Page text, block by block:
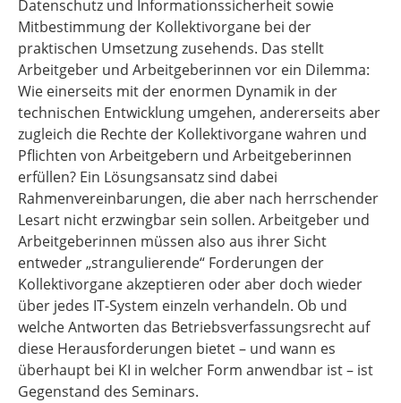
Datenschutz und Informationssicherheit sowie
Mitbestimmung der Kollektivorgane bei der
praktischen Umsetzung zusehends. Das stellt
Arbeitgeber und Arbeitgeberinnen vor ein Dilemma:
Wie einerseits mit der enormen Dynamik in der
technischen Entwicklung umgehen, andererseits aber
zugleich die Rechte der Kollektivorgane wahren und
Pflichten von Arbeitgebern und Arbeitgeberinnen
erfüllen? Ein Lösungsansatz sind dabei
Rahmenvereinbarungen, die aber nach herrschender
Lesart nicht erzwingbar sein sollen. Arbeitgeber und
Arbeitgeberinnen müssen also aus ihrer Sicht
entweder „strangulierende“ Forderungen der
Kollektivorgane akzeptieren oder aber doch wieder
über jedes IT-System einzeln verhandeln. Ob und
welche Antworten das Betriebsverfassungsrecht auf
diese Herausforderungen bietet – und wann es
überhaupt bei KI in welcher Form anwendbar ist – ist
Gegenstand des Seminars.